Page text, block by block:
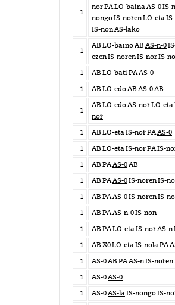
1
nor PA LO-baina AS-0 IS-
nongo IS-noren LO-eta
IS-non AS-lako
1
AB LO-baino AB AS-n-0
ezen IS-noren IS-nor IS-
1
AB LO-bati PAAS-0
1
AB LO-edo AB AS-0AB
1
AB LO-edo AS-nor LO-eta
nor
1
AB LO-eta IS-nor PAAS-0
1
AB LO-eta IS-nor PA IS-
1
AB PAAS-0AB
1
AB PAAS-0IS-noren IS-
1
AB PAAS-0IS-noren IS-
1
AB PAAS-n-0IS-non
1
AB PA LO-eta IS-nor AS-
1
AB X0 LO-eta IS-nola PA
1
AS-0 AB PAAS-nIS-noren
1
AS-0AS-0
1
AS-0AS-laIS-nongo IS-